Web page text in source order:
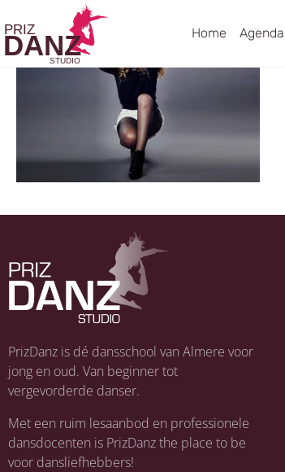
Home Agenda
PrizDanz is dé dansschool van Almere voor
jong en oud. Van beginner tot
vergevorderde danser.
Met een ruim lesaanbod en professionele
dansdocenten is PrizDanz the place to be
voor dansliefhebbers!